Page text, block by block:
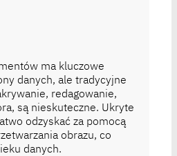
ma kluczowe
danych, ale tradycyjne
redagowanie,
są nieskuteczne. Ukryte
odzyskać za pomocą
obrazu, co
danych.